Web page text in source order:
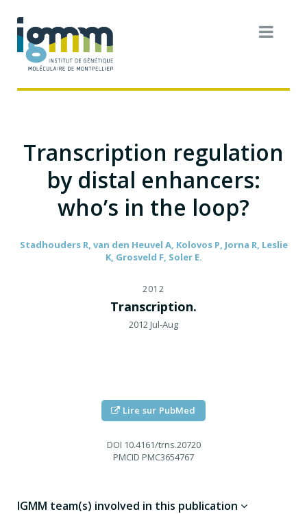
Transcription regulation
by distal enhancers:
who’s in the loop?
Stadhouders R, van den Heuvel A, Kolovos P, Jorna R, Leslie
K, Grosveld F, Soler E.
2012
Transcription.
2012 Jul-Aug
Lire sur PubMed
DOI 10.4161/trns.20720
PMCID PMC3654767
IGMM team(s) involved in this publication